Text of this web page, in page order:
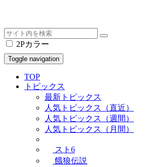
2Pカラー
Toggle navigation
TOP
トピックス
最新トピックス
人気トピックス（直近）
人気トピックス（週間）
人気トピックス（月間）
スト6
餓狼伝説